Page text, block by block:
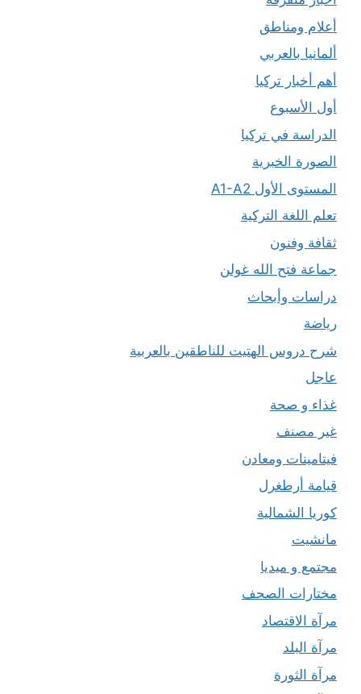
أعلام ومناطق
ألمانيا بالعربي
أهم أخبار تركيا
أول الأسبوع
الدراسة في تركيا
الصورة الخبرية
المستوى الأول A1-A2
تعلم اللغة التركية
ثقافة وفنون
جماعة فتح الله غولن
دراسات وأبحاث
رياضة
شرح دروس الهتيت للناطقين بالعربية
عاجل
غذاء و صحة
غير مصنف
فيتامينات ومعادن
قيامة أرطغرل
كوريا الشمالية
مانشيت
مجتمع و ميديا
مختارات الصحف
مرآة الاقتصاد
مرآة البلد
مرآة الثورة